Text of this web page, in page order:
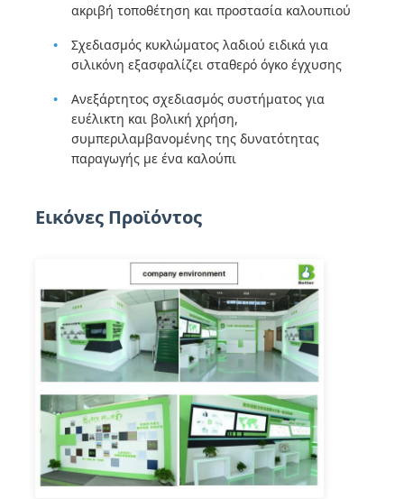
ακριβή τοποθέτηση και προστασία καλουπιού
Σχεδιασμός κυκλώματος λαδιού ειδικά για
σιλικόνη εξασφαλίζει σταθερό όγκο έγχυσης
Ανεξάρτητος σχεδιασμός συστήματος για
ευέλικτη και βολική χρήση,
συμπεριλαμβανομένης της δυνατότητας
παραγωγής με ένα καλούπι
Εικόνες Προϊόντος